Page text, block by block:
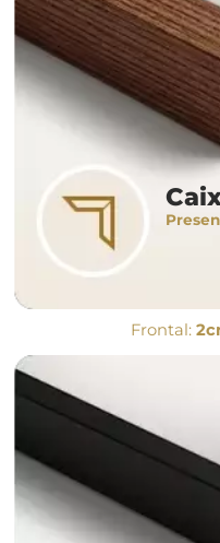
Frontal: